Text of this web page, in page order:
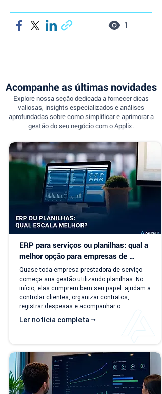
1
Acompanhe as últimas novidades
Explore nossa seção dedicada a fornecer dicas
valiosas, insights especializados e análises
aprofundadas sobre como simplificar e aprimorar a
gestão do seu negócio com o Applix.
ERP para serviços ou planilhas: qual a
melhor opção para empresas de
serviço?
Ler notícia completa ⭢
Quase toda empresa prestadora de serviço
começa sua gestão utilizando planilhas. No
início, elas cumprem bem seu papel: ajudam a
controlar clientes, organizar contratos,
registrar despesas e acompanhar o
faturamento. O problema é que a empresa
evolui, mas o modelo de gestão muitas vezes
continua o mesmo. Com o aumento da
cobranças recorrentes e processos
financeiros mais complexos, aquilo que antes
era simples passa a consumir tempo, gerar
retrabalho e...